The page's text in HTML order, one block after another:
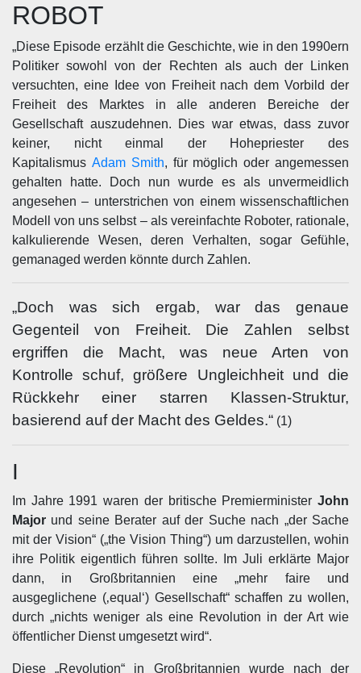
ROBOT
„Diese Episode erzählt die Geschichte, wie in den 1990ern
Politiker sowohl von der Rechten als auch der Linken
versuchten, eine Idee von Freiheit nach dem Vorbild der
Freiheit des Marktes in alle anderen Bereiche der
Gesellschaft auszudehnen. Dies war etwas, dass zuvor
keiner, nicht einmal der Hohepriester des
Kapitalismus Adam Smith, für möglich oder angemessen
gehalten hatte. Doch nun wurde es als unvermeidlich
angesehen – unterstrichen von einem wissenschaftlichen
Modell von uns selbst – als vereinfachte Roboter, rationale,
kalkulierende Wesen, deren Verhalten, sogar Gefühle,
gemanaged werden könnte durch Zahlen.
„Doch was sich ergab, war das genaue
Gegenteil von Freiheit. Die Zahlen selbst
ergriffen die Macht, was neue Arten von
Kontrolle schuf, größere Ungleichheit und die
Rückkehr einer starren Klassen-Struktur,
basierend auf der Macht des Geldes.“ (1)
I
Im Jahre 1991 waren der britische Premierminister John
Major und seine Berater auf der Suche nach „der Sache
mit der Vision“ („the Vision Thing“) um darzustellen, wohin
ihre Politik eigentlich führen sollte. Im Juli erklärte Major
dann, in Großbritannien eine „mehr faire und
ausgeglichene (‚equal‘) Gesellschaft“ schaffen zu wollen,
durch „nichts weniger als eine Revolution in der Art wie
öffentlicher Dienst umgesetzt wird“.
Diese „Revolution“ in Großbritannien wurde nach der